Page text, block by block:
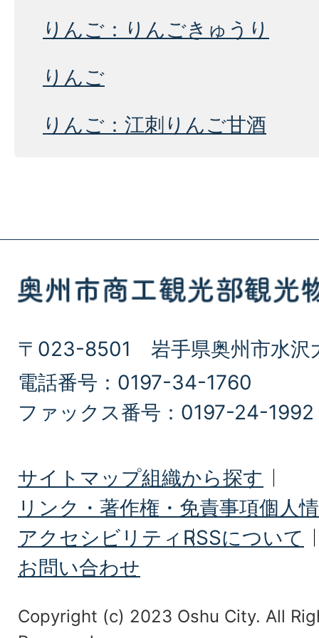
りんご：りんごきゅうり
りんご
りんご：江刺りんご甘酒
〒023-8501 岩手県奥州市水沢
電話番号：0197-34-1760
ファックス番号：0197-24-1992
サイトマップ組織から探す
リンク・著作権・免責事項個人
アクセシビリティ RSSについて
お問い合わせ
Copyright (c) 2023 Oshu City. All